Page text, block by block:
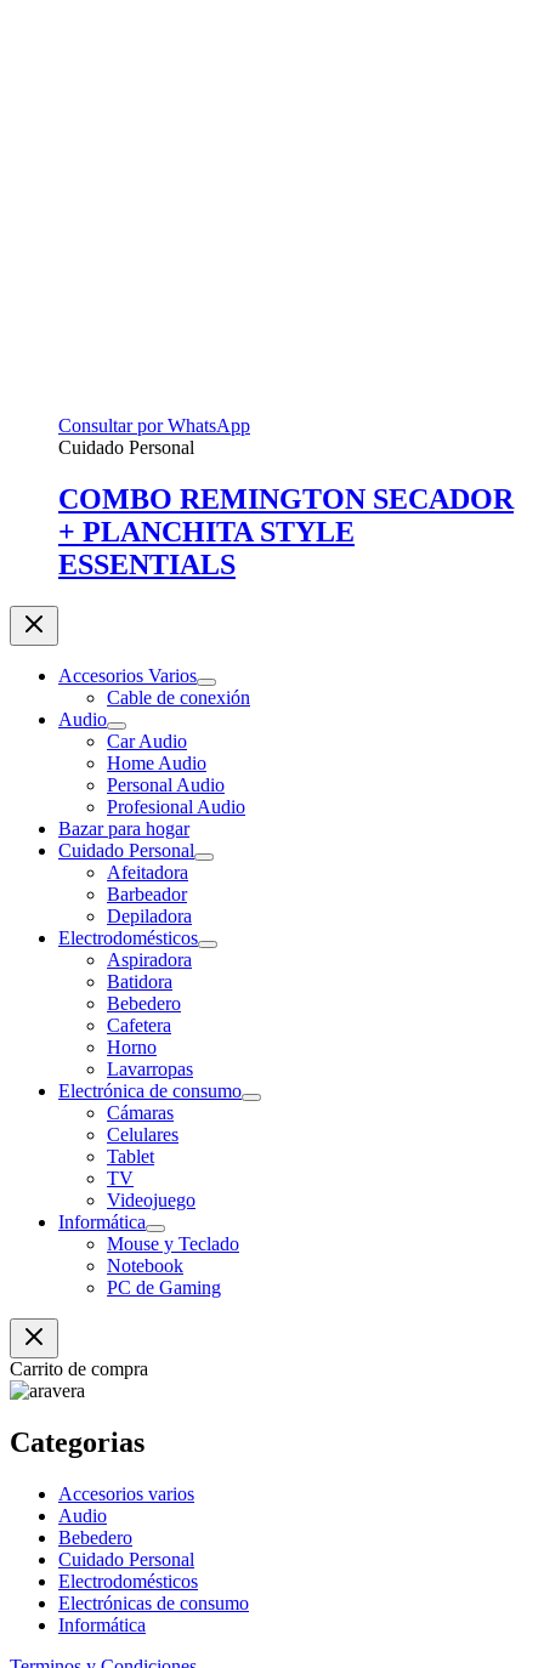
Consultar por WhatsApp
Cuidado Personal
COMBO REMINGTON SECADOR
+ PLANCHITA STYLE
ESSENTIALS
Accesorios Varios
Cable de conexión
Audio
Car Audio
Home Audio
Personal Audio
Profesional Audio
Bazar para hogar
Cuidado Personal
Afeitadora
Barbeador
Depiladora
Electrodomésticos
Aspiradora
Batidora
Bebedero
Cafetera
Horno
Lavarropas
Electrónica de consumo
Cámaras
Celulares
Tablet
TV
Videojuego
Informática
Mouse y Teclado
Notebook
PC de Gaming
Carrito de compra
Categorias
Accesorios varios
Audio
Bebedero
Cuidado Personal
Electrodomésticos
Electrónicas de consumo
Informática